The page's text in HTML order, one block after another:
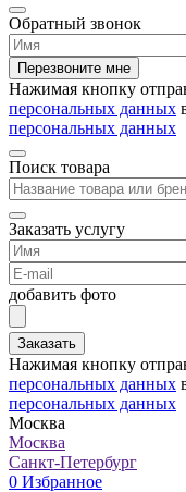
Обратный звонок
Перезвоните мне
Нажимая кнопку
персональных данных
персональных данных
Поиск товара
Заказать услугу
добавить фото
Заказать
Нажимая кнопку
персональных данных
персональных данных
Москва
Москва
Санкт-Петербург
0 Избранное